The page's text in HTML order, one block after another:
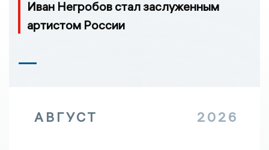
Иван Негробов стал заслуженным
артистом России
АВГУСТ 2026